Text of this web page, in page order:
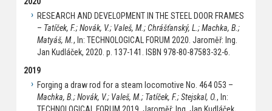
RESEARCH AND DEVELOPMENT IN THE STEEL DOOR FRAMES
– Tatíček, F.; Novák, V.; Valeš, M.; Chrášťanský, L.; Machka, B.;
Matyáš, M., In: TECHNOLOGICAL FORUM 2020. Jaroměř: Ing.
Jan Kudláček, 2020. p. 137-141. ISBN 978-80-87583-32-6.
2019
Forging a draw rod for a steam locomotive No. 464 053 –
Machka, B.; Novák, V.; Valeš, M.; Tatíček, F.; Stejskal, O., In:
TECHNOLOGICAL FORUM 2019. Jaroměř: Ing. Jan Kudláček,